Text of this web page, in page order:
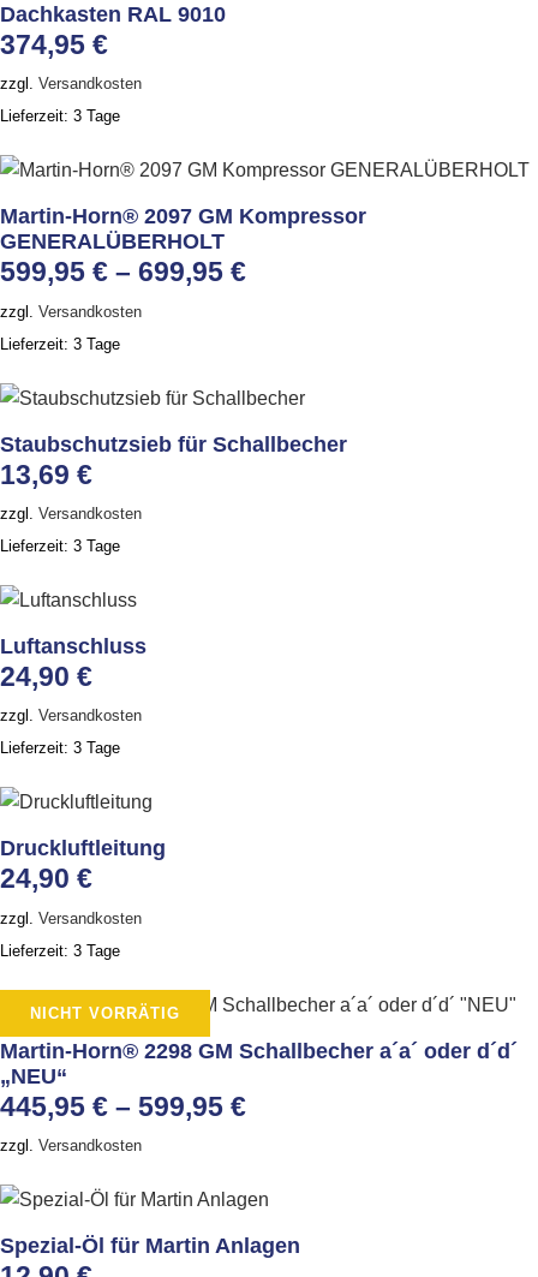
Dachkasten RAL 9010
374,95 €
zzgl. Versandkosten
Lieferzeit: 3 Tage
Martin-Horn® 2097 GM Kompressor
GENERALÜBERHOLT
599,95 € – 699,95 €
zzgl. Versandkosten
Lieferzeit: 3 Tage
Staubschutzsieb für Schallbecher
13,69 €
zzgl. Versandkosten
Lieferzeit: 3 Tage
Luftanschluss
24,90 €
zzgl. Versandkosten
Lieferzeit: 3 Tage
Druckluftleitung
24,90 €
zzgl. Versandkosten
Lieferzeit: 3 Tage
NICHT VORRÄTIG
Martin-Horn® 2298 GM Schallbecher a´a´ oder d´d´
„NEU“
445,95 € – 599,95 €
zzgl. Versandkosten
Spezial-Öl für Martin Anlagen